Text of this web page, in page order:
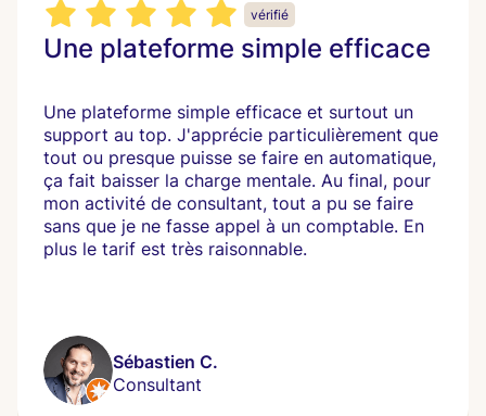
vérifié
Une plateforme simple efficace
Une plateforme simple efficace et surtout un
support au top. J'apprécie particulièrement que
tout ou presque puisse se faire en automatique,
ça fait baisser la charge mentale. Au final, pour
mon activité de consultant, tout a pu se faire
sans que je ne fasse appel à un comptable. En
plus le tarif est très raisonnable.
Sébastien C.
Consultant